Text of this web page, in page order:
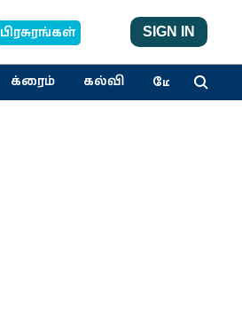
பிரசுரங்கள் SIGN IN
க்ரைம் கல்வி மேலும்